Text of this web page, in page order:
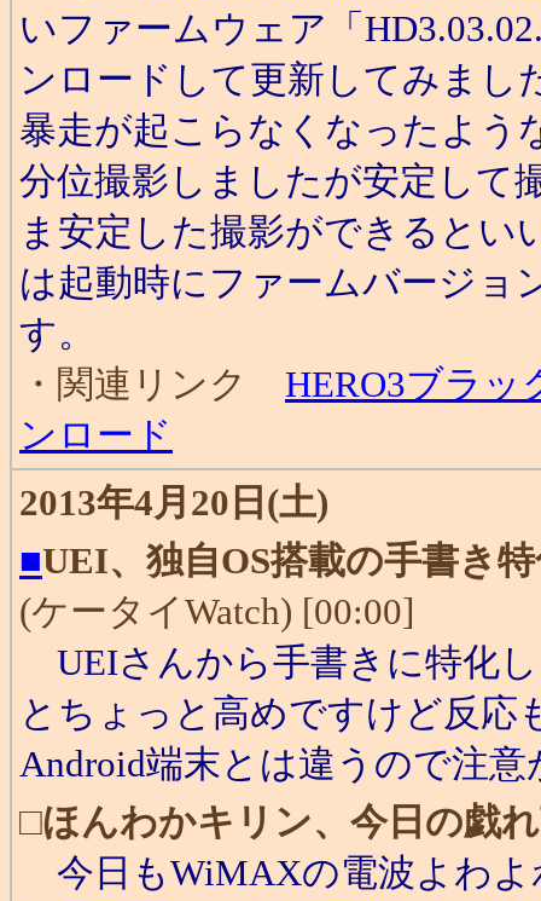
いファームウェア「
ンロードして更新してみまし
暴走が起こらなくなったよう
分位撮影しましたが安定して
ま安定した撮影ができると
は起動時にファームバージョ
す。
・関連リンク HERO3ブラ
ンロード
2013年4月20日(土)
■UEI、独自OS搭載の手書き
(ケータイWatch) [00:00]
UEIさんから手書きに特化
とちょっと高めですけど反応
Android端末とは違うので注
□ほんわかキリン、今日の戯
今日もWiMAXの電波よわよ